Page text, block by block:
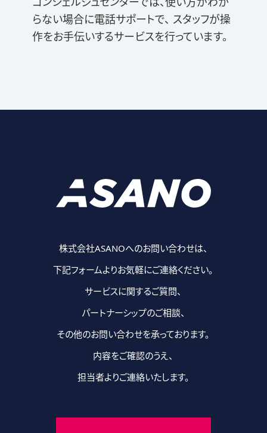
らない場合に電話サポートで、 スタッフが操
作をお手伝いするサービスを行っています。
株式会社ASANOへのお問い合わせは、
下記フォームよりお気軽にご連絡ください。
サービスに関するご質問、
パートナーシップのご相談、
その他のお問い合わせを承っております。
内容をご確認のうえ、
担当者よりご連絡いたします。